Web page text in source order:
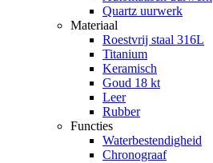
Quartz uurwerk
Materiaal
Roestvrij staal 316L
Titanium
Keramisch
Goud 18 kt
Leer
Rubber
Functies
Waterbestendigheid
Chronograaf